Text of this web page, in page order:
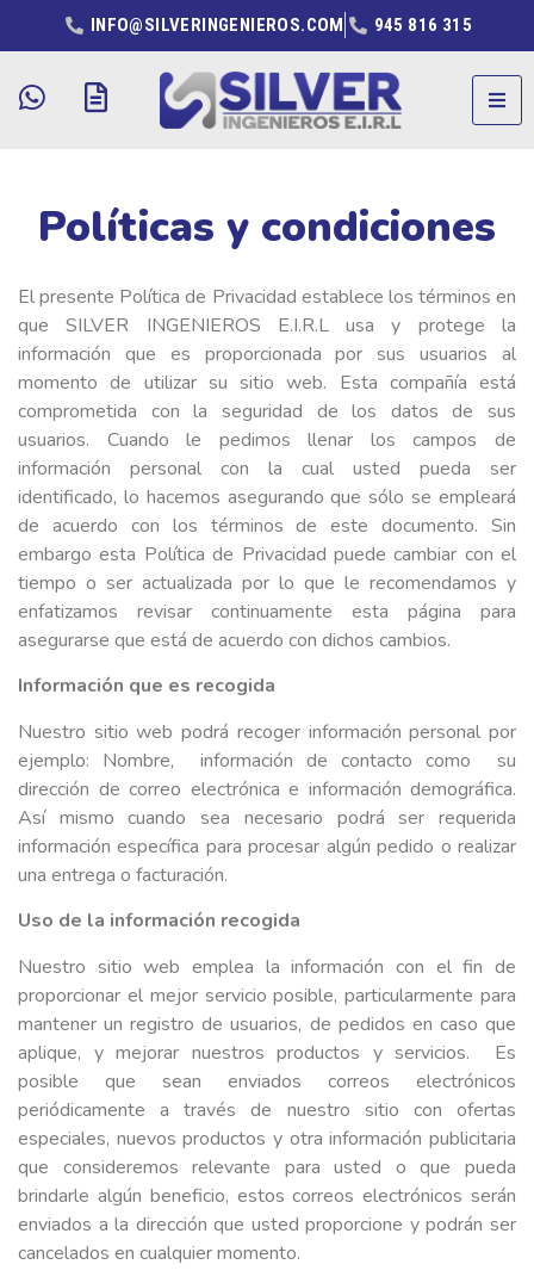
INFO@SILVERINGENIEROS.COM 945 816 315
Políticas y condiciones
El presente Política de Privacidad establece los términos en
que SILVER INGENIEROS E.I.R.L usa y protege la
información que es proporcionada por sus usuarios al
momento de utilizar su sitio web. Esta compañía está
comprometida con la seguridad de los datos de sus
usuarios. Cuando le pedimos llenar los campos de
información personal con la cual usted pueda ser
identificado, lo hacemos asegurando que sólo se empleará
de acuerdo con los términos de este documento. Sin
embargo esta Política de Privacidad puede cambiar con el
tiempo o ser actualizada por lo que le recomendamos y
enfatizamos revisar continuamente esta página para
asegurarse que está de acuerdo con dichos cambios.
Información que es recogida
Nuestro sitio web podrá recoger información personal por
ejemplo: Nombre, información de contacto como su
dirección de correo electrónica e información demográfica.
Así mismo cuando sea necesario podrá ser requerida
información específica para procesar algún pedido o realizar
una entrega o facturación.
Uso de la información recogida
Nuestro sitio web emplea la información con el fin de
proporcionar el mejor servicio posible, particularmente para
mantener un registro de usuarios, de pedidos en caso que
aplique, y mejorar nuestros productos y servicios. Es
posible que sean enviados correos electrónicos
periódicamente a través de nuestro sitio con ofertas
especiales, nuevos productos y otra información publicitaria
que consideremos relevante para usted o que pueda
brindarle algún beneficio, estos correos electrónicos serán
enviados a la dirección que usted proporcione y podrán ser
cancelados en cualquier momento.